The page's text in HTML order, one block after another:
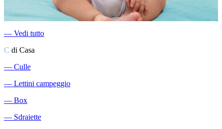
― Vedi tutto
C di Casa
― Culle
― Lettini campeggio
― Box
― Sdraiette